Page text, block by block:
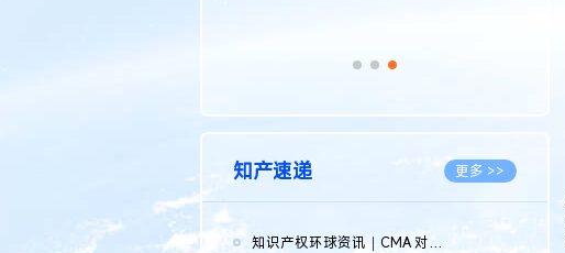
知产速递 更多 >>
知识产权环球资讯｜CMA 对微软发起调查；批量搬运二手平台数据构...